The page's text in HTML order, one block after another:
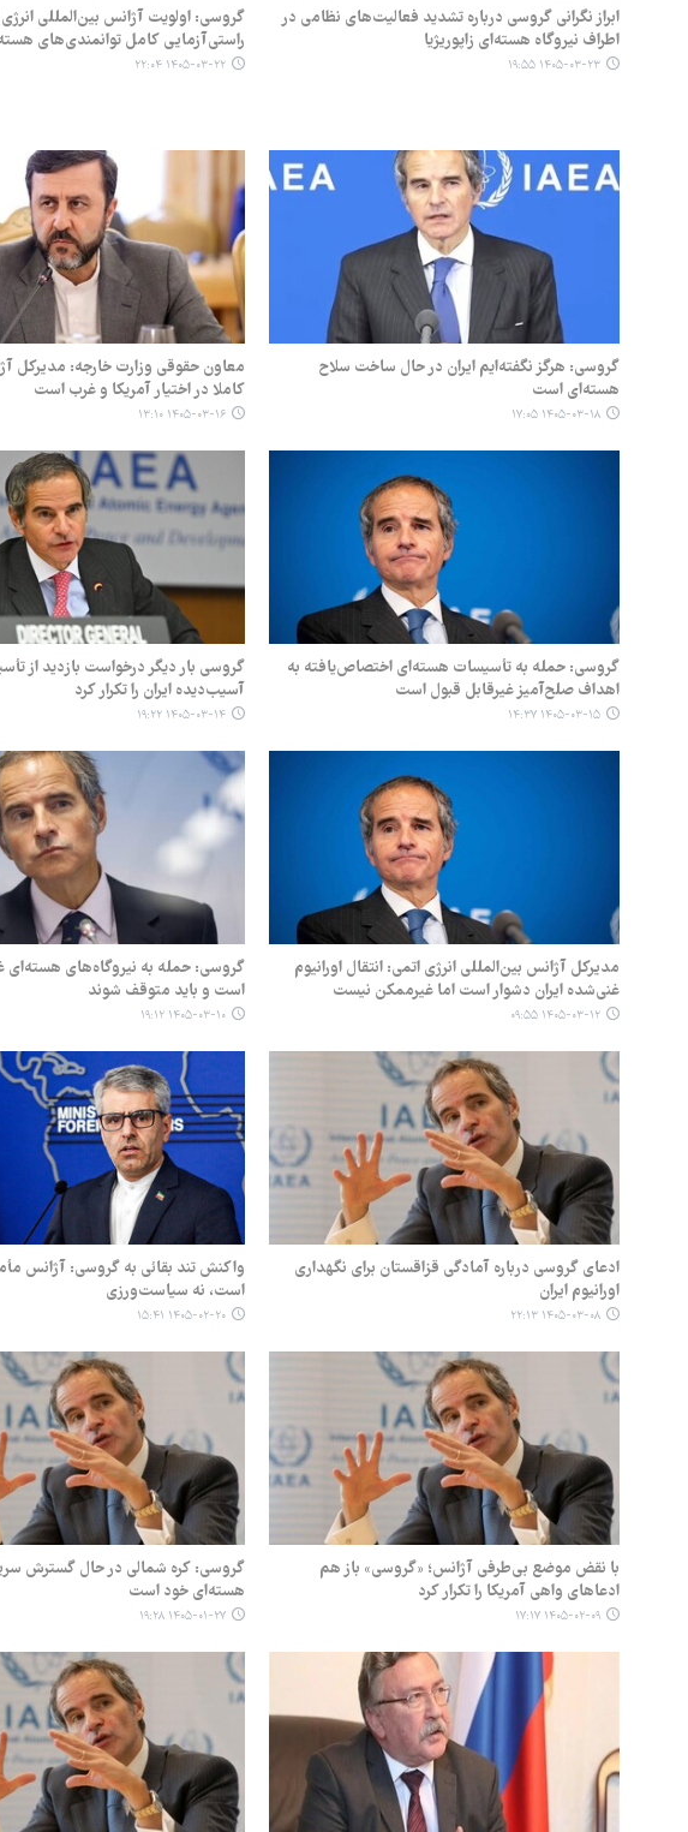
ابراز نگرانی گروسی درباره تشدید فعالیت‌های نظامی در
اطراف نیروگاه هسته‌ای زاپوریژیا
۱۴۰۵-۰۳-۲۳ ۱۹:۵۵
گروسی: اولویت آژانس بین‌المللی
راستی‌آزمایی کامل توانمندی‌های
۱۴۰۵-۰۳-۲۲ ۲۲:۰۴
گروسی: هرگز نگفته‌ایم ایران در حال ساخت سلاح
هسته‌ای است
۱۴۰۵-۰۳-۱۸ ۱۷:۰۵
معاون حقوقی وزارت خارجه: مدیرکل
کاملا در اختیار آمریکا و غرب است
۱۴۰۵-۰۳-۱۶ ۱۳:۱۰
گروسی: حمله به تأسیسات هسته‌ای اختصاص‌یافته به
اهداف صلح‌آمیز غیرقابل قبول است
۱۴۰۵-۰۳-۱۵ ۱۴:۳۷
گروسی بار دیگر درخواست بازدید از
آسیب‌دیده ایران را تکرار کرد
۱۴۰۵-۰۳-۱۴ ۱۹:۲۲
مدیرکل آژانس بین‌المللی انرژی اتمی: انتقال اورانیوم
غنی‌شده ایران دشوار است اما غیرممکن نیست
۱۴۰۵-۰۳-۱۲ ۰۹:۵۵
گروسی: حمله به نیروگاه‌های هسته‌ای
است و باید متوقف شوند
۱۴۰۵-۰۳-۱۰ ۱۹:۱۲
ادعای گروسی درباره آمادگی قزاقستان برای نگهداری
اورانیوم ایران
۱۴۰۵-۰۳-۰۸ ۲۲:۱۳
واکنش تند بقائی به گروسی: آژانس
است، نه سیاست‌ورزی
۱۴۰۵-۰۲-۲۰ ۱۵:۴۱
با نقض موضع بی‌طرفی آژانس؛ «گروسی» باز هم
ادعاهای واهی آمریکا را تکرار کرد
۱۴۰۵-۰۲-۰۹ ۱۷:۱۷
گروسی: کره شمالی در حال گسترش
هسته‌ای خود است
۱۴۰۵-۰۱-۲۷ ۱۹:۲۸